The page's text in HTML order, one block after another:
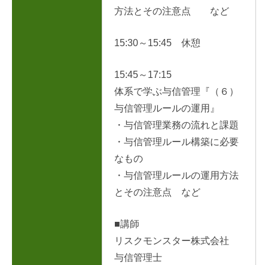
方法とその注意点 など
15:30～15:45 休憩
15:45～17:15
体系で学ぶ与信管理『（６）
与信管理ルールの運用』
・与信管理業務の流れと課題
・与信管理ルール構築に必要
なもの
・与信管理ルールの運用方法
とその注意点 など
■講師
リスクモンスター株式会社
与信管理士